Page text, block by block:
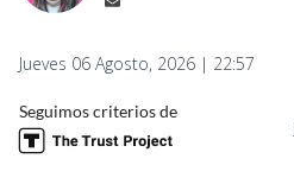
Jueves 06 Agosto, 2026 | 22:57
Seguimos criterios de